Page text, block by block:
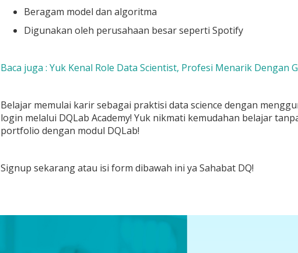
Beragam model dan algoritma
Digunakan oleh perusahaan besar seperti Spotify
Baca juga : Yuk Kenal Role Data Scientist, Profesi Menarik Dengan
Belajar memulai karir sebagai praktisi data science dengan
login melalui DQLab Academy! Yuk nikmati kemudahan belajar
portfolio dengan modul DQLab!
Signup sekarang atau isi form dibawah ini ya Sahabat DQ!